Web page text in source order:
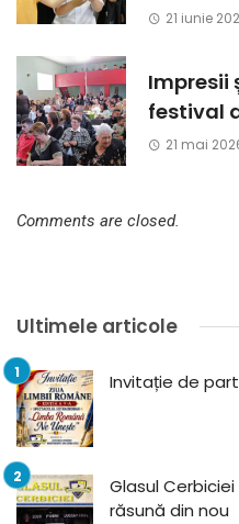
21 iunie
Impresii
festival
21 mai
Comments are closed.
Ultimele articole
Invitație de
Glasul
răsună din nou